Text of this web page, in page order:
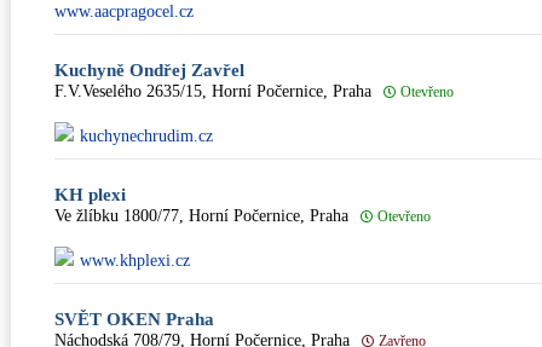
www.aacpragocel.cz
Kuchyně Ondřej Zavřel
F.V.Veselého 2635/15, Horní Počernice, Praha Otevřeno
kuchynechrudim.cz
KH plexi
Ve žlíbku 1800/77, Horní Počernice, Praha Otevřeno
www.khplexi.cz
SVĚT OKEN Praha
Náchodská 708/79, Horní Počernice, Praha Zavřeno